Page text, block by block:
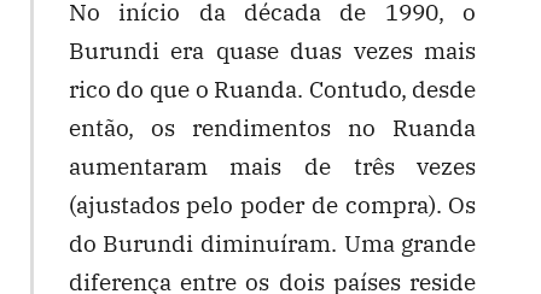
No início da década de 1990, o
Burundi era quase duas vezes mais
rico do que o Ruanda. Contudo, desde
então, os rendimentos no Ruanda
aumentaram mais de três vezes
(ajustados pelo poder de compra). Os
do Burundi diminuíram. Uma grande
diferença entre os dois países reside